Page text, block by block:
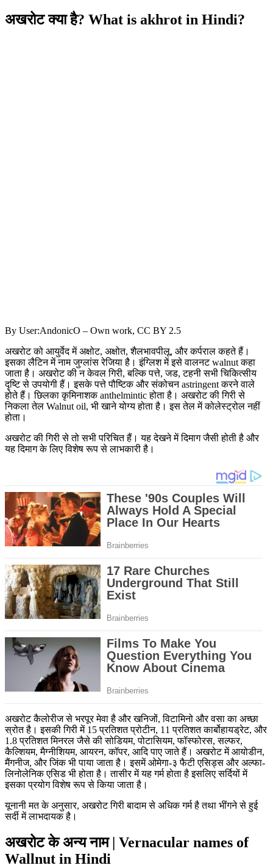
अखरोट क्या है? What is akhrot in Hindi?
By User:AndonicO – Own work, CC BY 2.5
अखरोट को आयुर्वेद में अक्षोट, अक्षोत, शैलभावपीलू, और कर्पराल कहते हैं।
इसका लैटिन में नाम जुग्लांस रेजिया है। इंग्लिश में इसे वालनट walnut कहा
जाता है। अखरोट की न केवल गिरी, बल्कि पत्ते, जड, टहनी सभी चिकित्सीय
दृष्टि से उपयोगी हैं। इसके पत्ते पौष्टिक और संकोचन astringent करने वाले
होते हैं। छिलका कृमिनाशक anthelmintic होता है। अखरोट की गिरी से
निकला तेल Walnut oil, भी खाने योग्य होता है। इस तेल में कोलेस्ट्रोल नहीं
होता।
अखरोट की गिरी से तो सभी परिचित हैं। यह देखने में दिमाग जैसी होती है और
यह दिमाग के लिए विशेष रूप से लाभकारी है।
अखरोट कैलोरीज से भरपूर मेवा है और खनिजों, विटामिनो और वसा का अच्छा
स्रोत है। इसकी गिरी में 15 प्रतिशत प्रोटीन, 11 प्रतिशत कार्बोहायड्रेट, और
1.8 प्रतिशत मिनरल जैसे की सोडियम, पोटासियम, फॉस्फोरस, सल्फर,
कैल्शियम, मैग्नीशियम, आयरन, कॉपर, आदि पाए जाते हैं। अखरोट में आयोडीन,
मैंगनीज, और जिंक भी पाया जाता है। इसमें ओमेगा-३ फैटी एसिड्स और अल्फा-
लिनोलेनिक एसिड भी होता है। तासीर में यह गर्म होता है इसलिए सर्दियों में
इसका प्रयोग विशेष रूप से किया जाता है।
यूनानी मत के अनुसार, अखरोट गिरी बादाम से अधिक गर्म है तथा भींगने से हुई
सर्दी में लाभदायक है।
अखरोट के अन्य नाम | Vernacular names of
Wallnut in Hindi